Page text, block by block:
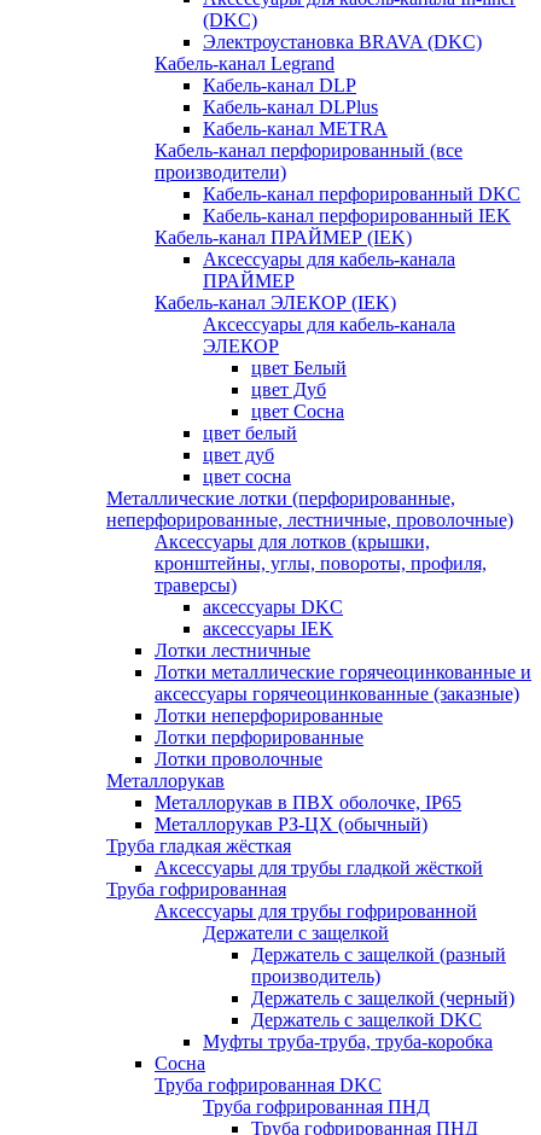
(DKC)
Электроустановка BRAVA (DKC)
Кабель-канал Legrand
Кабель-канал DLP
Кабель-канал DLPlus
Кабель-канал METRA
Кабель-канал перфорированный (все
производители)
Кабель-канал перфорированный DKC
Кабель-канал перфорированный IEK
Кабель-канал ПРАЙМЕР (IEK)
Аксессуары для кабель-канала
ПРАЙМЕР
Кабель-канал ЭЛЕКОР (IEK)
Аксессуары для кабель-канала
ЭЛЕКОР
цвет Белый
цвет Дуб
цвет Сосна
цвет белый
цвет дуб
цвет сосна
Металлические лотки (перфорированные,
неперфорированные, лестничные, проволочные)
Аксессуары для лотков (крышки,
кронштейны, углы, повороты, профиля,
траверсы)
аксессуары DKC
аксессуары IEK
Лотки лестничные
Лотки металлические горячеоцинкованные и
аксессуары горячеоцинкованные (заказные)
Лотки неперфорированные
Лотки перфорированные
Лотки проволочные
Металлорукав
Металлорукав в ПВХ оболочке, IP65
Металлорукав РЗ-ЦХ (обычный)
Труба гладкая жёсткая
Аксессуары для трубы гладкой жёсткой
Труба гофрированная
Аксессуары для трубы гофрированной
Держатели с защелкой
Держатель с защелкой (разный
производитель)
Держатель с защелкой (черный)
Держатель с защелкой DKC
Муфты труба-труба, труба-коробка
Сосна
Труба гофрированная DKC
Труба гофрированная ПНД
Труба гофрированная ПНД